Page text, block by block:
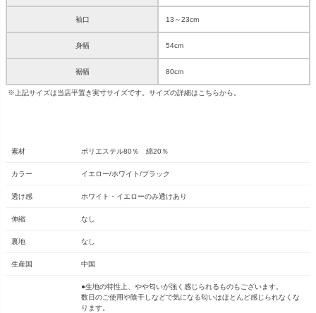
袖口 13～23cm
身幅 54cm
裾幅 80cm
※上記サイズは当店平置き実寸サイズです。サイズの詳細は こちらから。
素材 ポリエステル80％ 綿20％
カラー イエロー/ホワイト/ブラック
透け感 ホワイト・イエローのみ透けあり
伸縮 なし
裏地 なし
生産国 中国
●生地の特性上、やや匂いが強く感じられるものもございます。
数日のご使用や陰干しなどで気になる匂いはほとんど感じられなくな
ります。